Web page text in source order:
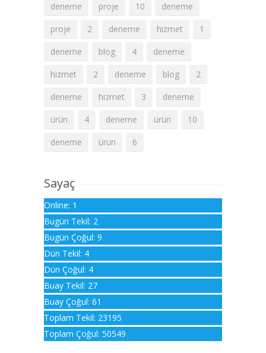
deneme proje 10
deneme
proje
2 deneme hizmet
1
deneme
blog 4
deneme
hizmet
2 deneme blog
2
deneme
hizmet 3
deneme
ürün
4 deneme ürün
10
deneme
ürün 6
Sayaç
Online: 1
Bugün Tekil: 2
Bugün Çoğul: 9
Dün Tekil: 4
Dün Çoğul: 4
Buay Tekil: 27
Buay Çoğul: 61
Toplam Tekil: 23195
Toplam Çoğul: 50549